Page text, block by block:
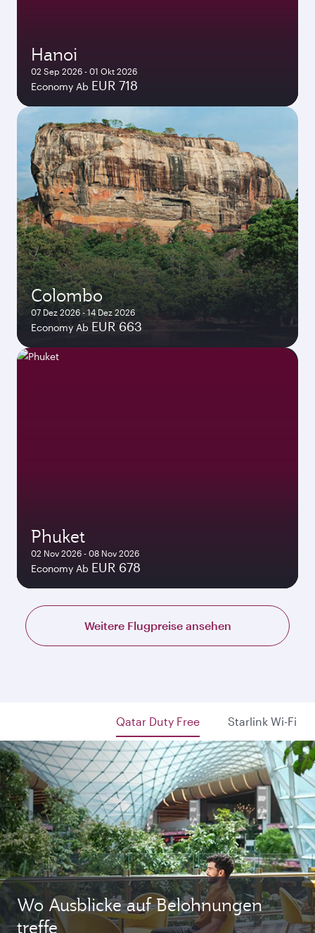
Hanoi
02 Sep 2026 - 01 Okt 2026
Economy Ab EUR 718
Colombo
07 Dez 2026 - 14 Dez 2026
Economy Ab EUR 663
Phuket
02 Nov 2026 - 08 Nov 2026
Economy Ab EUR 678
Weitere Flugpreise ansehen
Qatar Duty Free Starlink Wi-Fi
Wo Ausblicke auf Belohnungen
treffe
Starlink schnell und kostenlos
Privat. Luxuriös. Qsuite.